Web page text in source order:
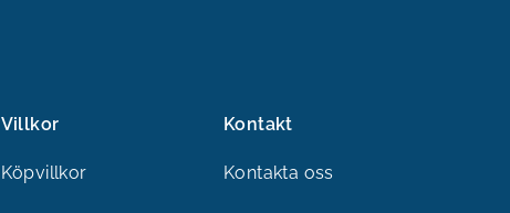
Villkor
Köpvillkor
Kontakt
Kontakta oss